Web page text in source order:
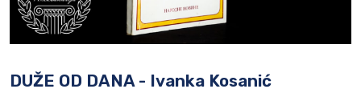
DUŽE OD DANA - Ivanka Kosanić